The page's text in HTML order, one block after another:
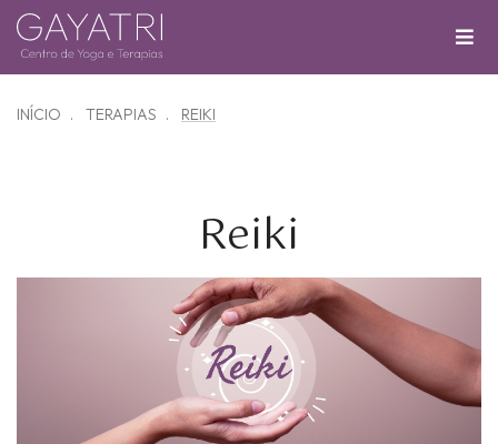
INÍCIO TERAPIAS REIKI
Reiki